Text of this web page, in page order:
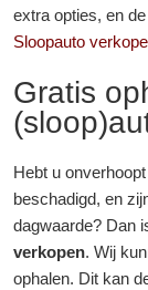
extra opties, en
Sloopauto
Gratis
Hebt u
beschadigd, en
dagwaarde? Dan
verkopen. Wij
ophalen. Dit kan